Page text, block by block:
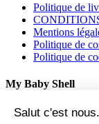
Politique de
Mentions
Politique de
Politique de
My Baby Shell
Mon compte
Salut c'est